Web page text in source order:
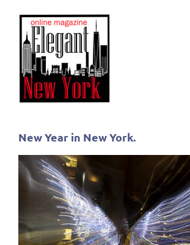
New Year in New York.